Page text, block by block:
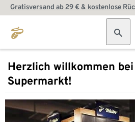
Gratisversand ab 29 € & kostenlose
Herzlich willkommen
Supermarkt!